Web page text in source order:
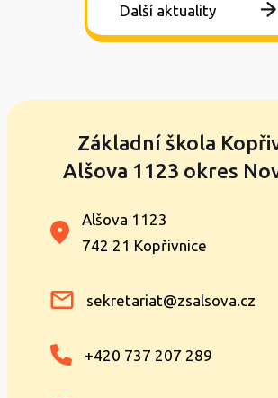
Další aktuality
Základní škola
Alšova 1123 okres
Alšova 1123
742 21 Kopřivnice
sekretariat@zsalsova.cz
+420 737 207 289